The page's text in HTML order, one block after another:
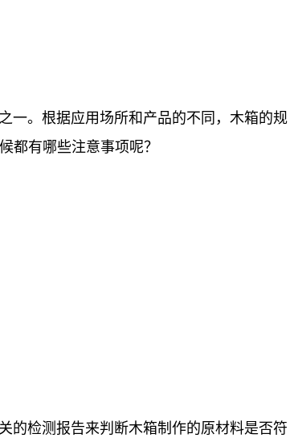
。根据应用场所和产品的不同，木箱的规
都有哪些注意事项呢？
的检测报告来判断木箱制作的原材料是否符